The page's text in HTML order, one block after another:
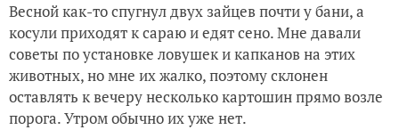
Весной как-то спугнул двух зайцев почти у бани, а
косули приходят к сараю и едят сено. Мне давали
советы по установке ловушек и капканов на этих
животных, но мне их жалко, поэтому склонен
оставлять к вечеру несколько картошин прямо возле
порога. Утром обычно их уже нет.